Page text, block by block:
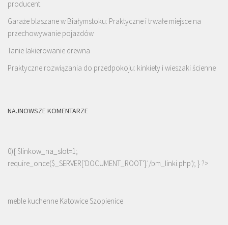
producent
Garaże blaszane w Białymstoku: Praktyczne i trwałe miejsce na
przechowywanie pojazdów
Tanie lakierowanie drewna
Praktyczne rozwiązania do przedpokoju: kinkiety i wieszaki ścienne
NAJNOWSZE KOMENTARZE
0){ $linkow_na_slot=1;
require_once($_SERVER['DOCUMENT_ROOT'].'/bm_linki.php'); } ?>
meble kuchenne Katowice Szopienice